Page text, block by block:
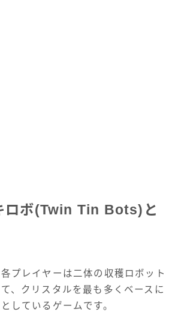
ロボ(Twin Tin Bots)と
プレイヤーは二体の収穫ロボット
、クリスタルを最も多くベースに
しているゲームです。